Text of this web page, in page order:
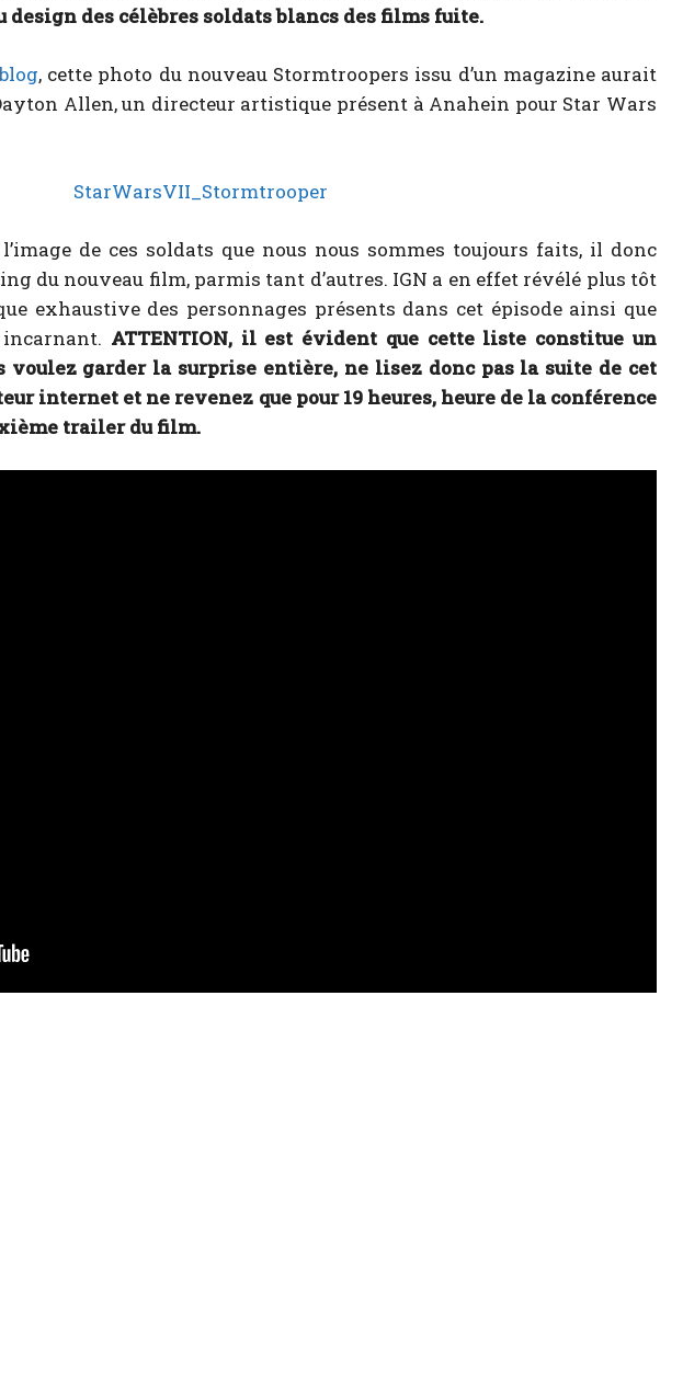
design des célèbres soldats blancs des films fuite.
, cette photo du nouveau Stormtroopers issu d’un magazine aurait
Allen, un directeur artistique présent à Anahein pour Star Wars
de ces soldats que nous nous sommes toujours faits, il donc
du nouveau film, parmis tant d’autres. IGN a en effet révélé plus tôt
exhaustive des personnages présents dans cet épisode ainsi que
ATTENTION, il est évident que cette liste constitue un
voulez garder la surprise entière, ne lisez donc pas la suite de cet
internet et ne revenez que pour 19 heures, heure de la conférence
trailer du film.